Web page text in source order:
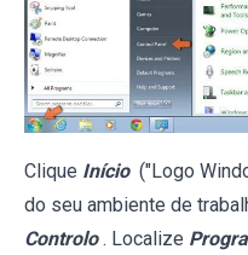
Clique Início ("Logo
do seu ambiente de
Controlo . Localize